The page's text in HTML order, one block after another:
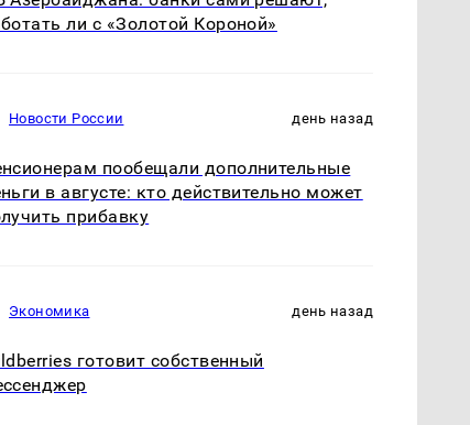
ли с «Золотой Короной»
Новости России день назад
пообещали дополнительные
в августе: кто действительно может
прибавку
Экономика день назад
готовит собственный